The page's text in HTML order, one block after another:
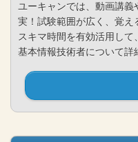
ユーキャンでは、動画講
実！試験範囲が広く、覚え
スキマ時間を有効活用して
基本情報技術者について詳